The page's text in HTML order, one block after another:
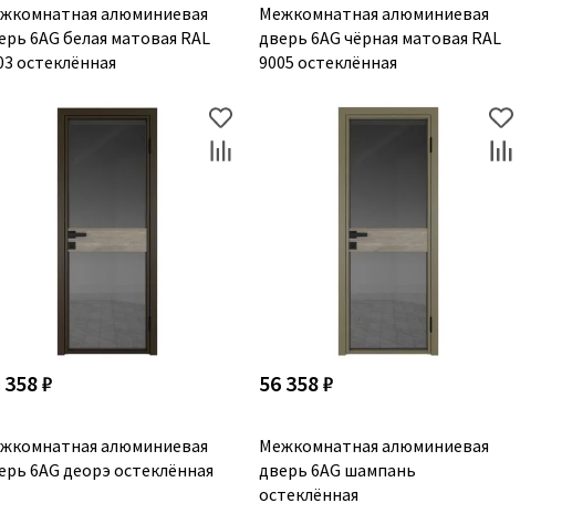
алюминиевая
6AG белая матовая RAL
остеклённая
Межкомнатная алюминиевая
дверь 6AG чёрная матовая RAL
9005 остеклённая
₽
алюминиевая
6AG деорэ остеклённая
56 358 ₽
Межкомнатная алюминиевая
дверь 6AG шампань
остеклённая